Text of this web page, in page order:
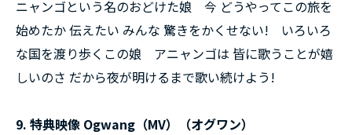
ニャンゴという名のおどけた娘 今 どうやってこの旅を
始めたか 伝えたい みんな 驚きをかくせない! いろいろ
な国を渡り歩くこの娘 アニャンゴは 皆に歌うことが嬉
しいのさ だから夜が明けるまで歌い続けよう!
9. 特典映像 Ogwang（MV）（オグワン）